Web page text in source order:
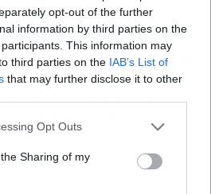
opt-out of the further
information by third parties on the
participants. This information may
third parties on the IAB’s List of
that may further disclose it to other
Opt Outs
Sharing of my
que no se destina a
de la fauna o,
el abandono de miles de
las protectoras.
casi 1,8 millones se
públicos y en